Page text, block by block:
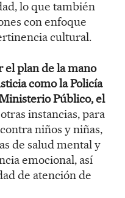
lo que también
con enfoque
cultural.
el plan de la mano
como la Policía
Público, el
instancias, para
niños y niñas,
de salud mental y
emocional, así
de atención de